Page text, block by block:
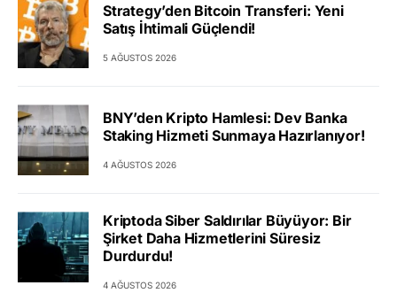
Strategy’den Bitcoin Transferi: Yeni
Satış İhtimali Güçlendi!
5 AĞUSTOS 2026
BNY’den Kripto Hamlesi: Dev Banka
Staking Hizmeti Sunmaya Hazırlanıyor!
4 AĞUSTOS 2026
Kriptoda Siber Saldırılar Büyüyor: Bir
Şirket Daha Hizmetlerini Süresiz
Durdurdu!
4 AĞUSTOS 2026